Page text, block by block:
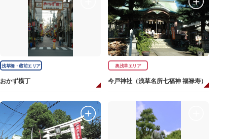
浅草橋・蔵前エリア
おかず横丁
奥浅草エリア
今戸神社（浅草名所七福神 福禄寿）